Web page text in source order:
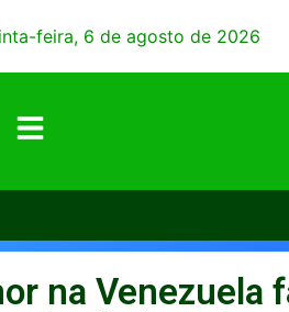
feira, 6 de agosto de 2026
na Venezuela